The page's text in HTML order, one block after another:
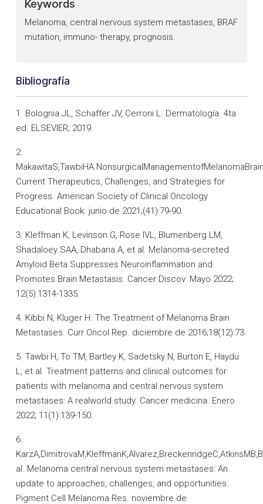
Keywords
Melanoma, central nervous system metastases, BRAF
mutation, immuno- therapy, prognosis.
Bibliografía
1. Bolognia JL, Schaffer JV, Cerroni L. Dermatología. 4ta
ed. ELSEVIER; 2019.
2.
Current Therapeutics, Challenges, and Strategies for
Progress. American Society of Clinical Oncology
Educational Book. junio de 2021;(41):79-90.
3. Kleffman K, Levinson G, Rose IVL, Blumenberg LM,
Shadaloey SAA, Dhabaria A, et al. Melanoma-secreted
Amyloid Beta Suppresses Neuroinflammation and
Promotes Brain Metastasis. Cancer Discov. Mayo 2022;
12(5):1314-1335.
4. Kibbi N, Kluger H. The Treatment of Melanoma Brain
Metastases. Curr Oncol Rep. diciembre de 2016;18(12):73.
5. Tawbi H, To TM, Bartley K, Sadetsky N, Burton E, Haydu
L, et al. Treatment patterns and clinical outcomes for
patients with melanoma and central nervous system
metastases: A realworld study. Cancer medicina. Enero
2022; 11(1):139-150.
6.
al. Melanoma central nervous system metastases: An
update to approaches, challenges, and opportunities.
Pigment Cell Melanoma Res. noviembre de